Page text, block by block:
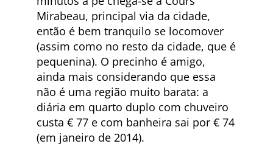
Mirabeau, principal via da cidade,
então é bem tranquilo se locomover
(assim como no resto da cidade, que é
pequenina). O precinho é amigo,
ainda mais considerando que essa
não é uma região muito barata: a
diária em quarto duplo com chuveiro
custa € 77 e com banheira sai por € 74
(em janeiro de 2014).